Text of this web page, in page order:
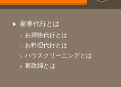
家事代行とは
お掃除代行とは
お料理代行とは
ハウスクリーニングとは
家政婦とは